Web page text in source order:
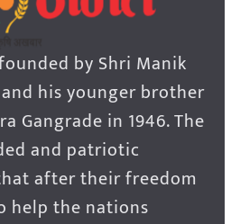
by Shri Manik
his younger brother
Gangrade in 1946. The
and patriotic
after their freedom
help the nations